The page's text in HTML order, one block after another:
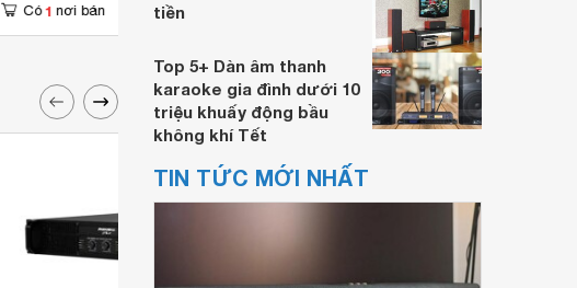
Có 1 nơi bán
tiền
Top 5+ Dàn âm thanh
karaoke gia đình dưới 10
triệu khuấy động bầu
không khí Tết
TIN TỨC MỚI NHẤT